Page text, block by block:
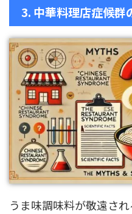
3. 中華料理店症候群
うま味調味料が敬遠さ